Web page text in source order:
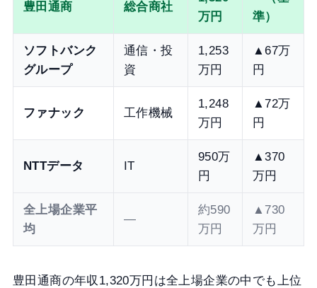
豊田通商 総合商社
万円
準）
ソフトバンク
グループ
通信・投
資
1,253
万円
▲67万
円
ファナック 工作機械
1,248
万円
▲72万
円
NTTデータ IT
950万
円
▲370
万円
全上場企業平
均
—
約590
万円
▲730
万円
豊田通商の年収1,320万円は全上場企業の中でも上位